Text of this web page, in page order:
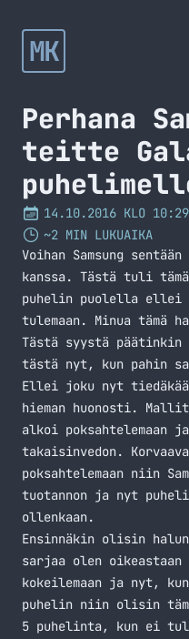
MK
Perhana
teitte
14.10.2016 KLO 10:29
~2 MIN LUKUAIKA
Voihan Samsung
kanssa. Tästä tuli
puhelin puolella ellei
tulemaan. Minua tämä
Tästä syystä päätinkin
tästä nyt, kun pahin
Ellei joku nyt
hieman huonosti.
alkoi poksahtelemaan
takaisinvedon.
poksahtelemaan niin
tuotannon ja nyt
ollenkaan.
Ensinnäkin olisin
sarjaa olen oikeastaan
kokeilemaan ja nyt,
puhelin niin olisin
5 puhelinta, kun ei